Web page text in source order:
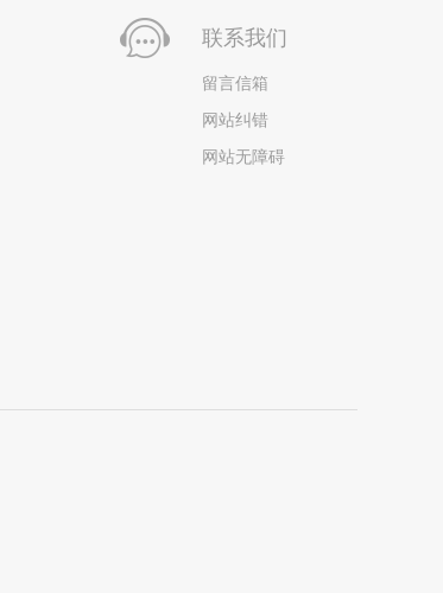
联系我们
留言信箱
网站纠错
网站无障碍